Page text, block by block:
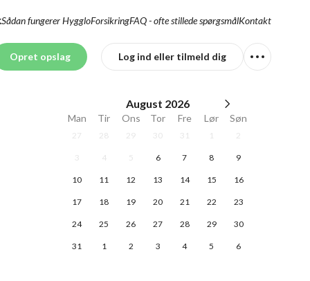
Sådan fungerer HyggloForsikringFAQ - ofte stillede spørgsmålKontakt
Opret opslag Log ind eller tilmeld dig
August 2026
Man Tir Ons Tor Fre Lør Søn
27 28 29 30 31 1 2
3 4 5 6 7 8 9
10 11 12 13 14 15 16
17 18 19 20 21 22 23
24 25 26 27 28 29 30
31 1 2 3 4 5 6